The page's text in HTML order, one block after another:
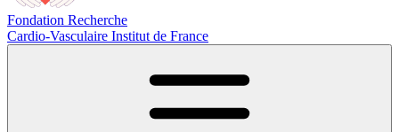
Fondation Recherche
Cardio-Vasculaire Institut de France